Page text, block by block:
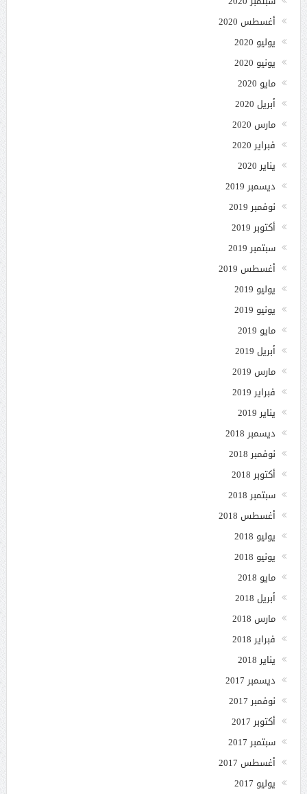
أغسطس 2020
يوليو 2020
يونيو 2020
مايو 2020
أبريل 2020
مارس 2020
فبراير 2020
يناير 2020
ديسمبر 2019
نوفمبر 2019
أكتوبر 2019
سبتمبر 2019
أغسطس 2019
يوليو 2019
يونيو 2019
مايو 2019
أبريل 2019
مارس 2019
فبراير 2019
يناير 2019
ديسمبر 2018
نوفمبر 2018
أكتوبر 2018
سبتمبر 2018
أغسطس 2018
يوليو 2018
يونيو 2018
مايو 2018
أبريل 2018
مارس 2018
فبراير 2018
يناير 2018
ديسمبر 2017
نوفمبر 2017
أكتوبر 2017
سبتمبر 2017
أغسطس 2017
يوليو 2017